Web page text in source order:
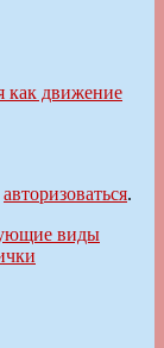
как движение
авторизоваться.
виды